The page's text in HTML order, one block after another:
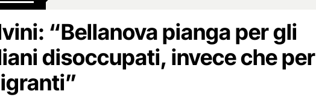
“Bellanova pianga per gli
disoccupati, invece che per